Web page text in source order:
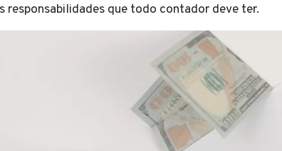
responsabilidades que todo contador deve ter.